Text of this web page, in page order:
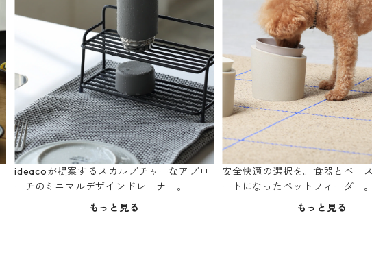
ideacoが提案するスカルプチャーなアプロ
ーチのミニマルデザインドレーナー。
もっと見る
安全快適の選択を。食器とベー
ートになったペットフィーダー。
もっと見る